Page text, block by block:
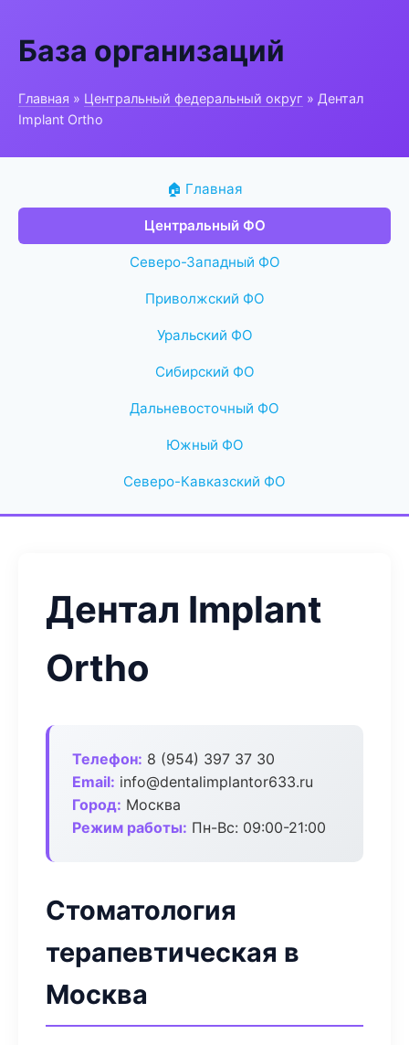
База организаций
Главная » Центральный федеральный округ » Дентал
Implant Ortho
🏠 Главная
Центральный ФО
Северо-Западный ФО
Приволжский ФО
Уральский ФО
Сибирский ФО
Дальневосточный ФО
Южный ФО
Северо-Кавказский ФО
Дентал Implant
Ortho
Телефон: 8 (954) 397 37 30
Email: info@dentalimplantor633.ru
Город: Москва
Режим работы: Пн-Вс: 09:00-21:00
Стоматология
терапевтическая в
Москва